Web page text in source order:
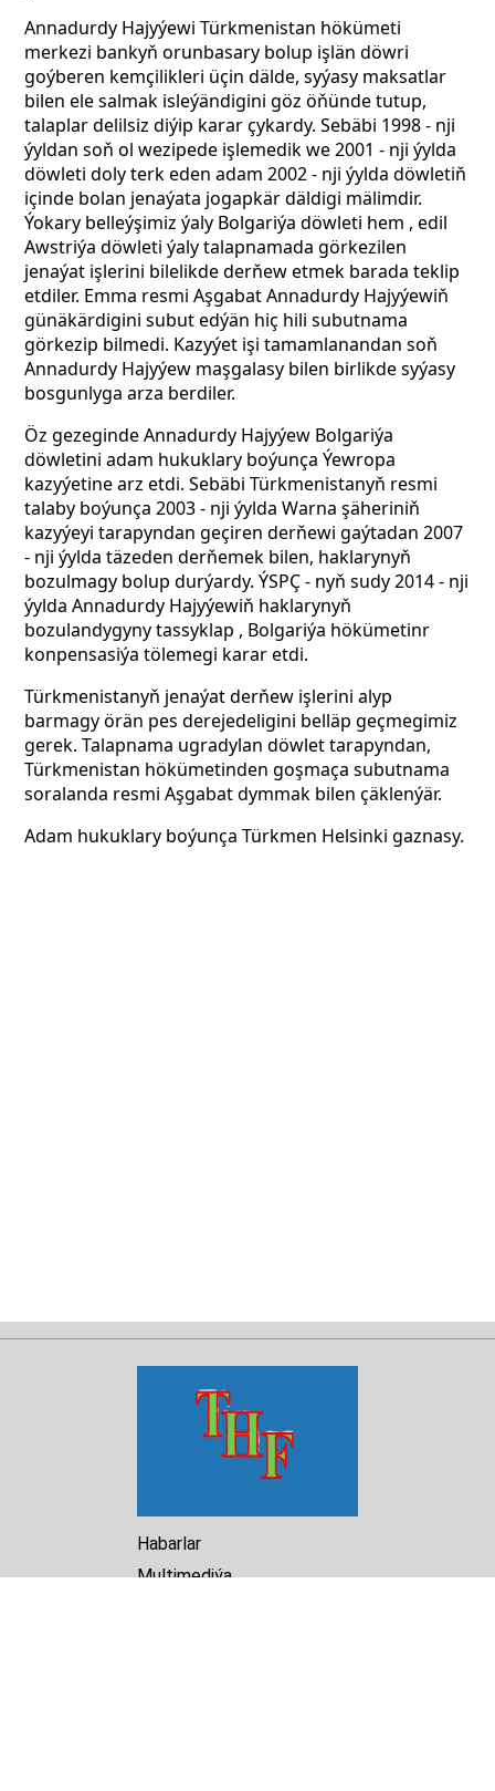
Annadurdy Hajyýewi Türkmenistan hökümeti
merkezi bankyň orunbasary bolup işlän döwri
goýberen kemçilikleri üçin dälde, syýasy maksatlar
bilen ele salmak isleýändigini göz öňünde tutup,
talaplar delilsiz diýip karar çykardy. Sebäbi 1998 - nji
ýyldan soň ol wezipede işlemedik we 2001 - nji ýylda
döwleti doly terk eden adam 2002 - nji ýylda döwletiň
içinde bolan jenaýata jogapkär däldigi mälimdir.
Ýokary belleýşimiz ýaly Bolgariýa döwleti hem , edil
Awstriýa döwleti ýaly talapnamada görkezilen
jenaýat işlerini bilelikde derňew etmek barada teklip
etdiler. Emma resmi Aşgabat Annadurdy Hajyýewiň
günäkärdigini subut edýän hiç hili subutnama
görkezip bilmedi. Kazyýet işi tamamlanandan soň
Annadurdy Hajyýew maşgalasy bilen birlikde syýasy
bosgunlyga arza berdiler.
Öz gezeginde Annadurdy Hajyýew Bolgariýa
döwletini adam hukuklary boýunça Ýewropa
kazyýetine arz etdi. Sebäbi Türkmenistanyň resmi
talaby boýunça 2003 - nji ýylda Warna şäheriniň
kazyýeyi tarapyndan geçiren derňewi gaýtadan 2007
- nji ýylda täzeden derňemek bilen, haklarynyň
bozulmagy bolup durýardy. ÝSPÇ - nyň sudy 2014 - nji
ýylda Annadurdy Hajyýewiň haklarynyň
bozulandygyny tassyklap , Bolgariýa hökümetinr
konpensasiýa tölemegi karar etdi.
Türkmenistanyň jenaýat derňew işlerini alyp
barmagy örän pes derejedeligini belläp geçmegimiz
gerek. Talapnama ugradylan döwlet tarapyndan,
Türkmenistan hökümetinden goşmaça subutnama
soralanda resmi Aşgabat dymmak bilen çäklenýär.
Adam hukuklary boýunça Türkmen Helsinki gaznasy.
Habarlar
Multimediýa